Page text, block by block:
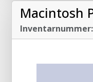
Macintosh
Inventarnummer: